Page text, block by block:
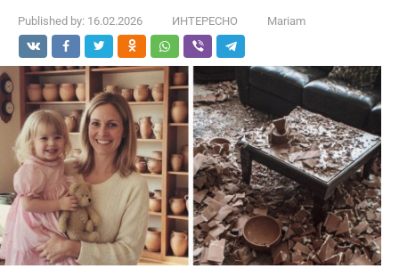
Published by: 16.02.2026 ИНТЕРЕСНО Mariam